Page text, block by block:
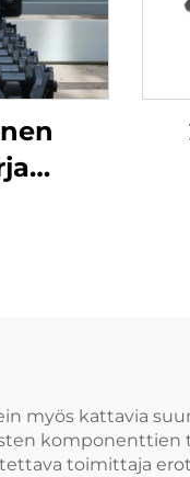
myös kattavia
toimittaja